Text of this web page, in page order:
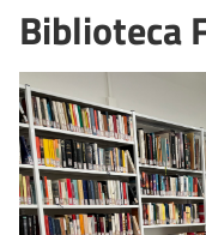
Biblioteca